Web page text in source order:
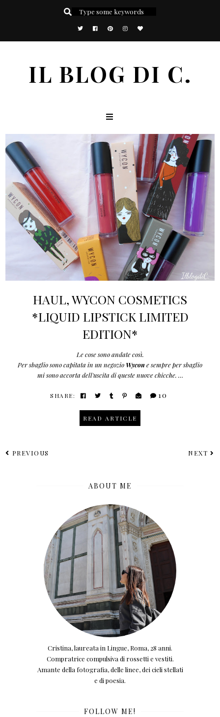
IL BLOG DI C.
HAUL, WYCON COSMETICS
*LIQUID LIPSTICK LIMITED
EDITION*
Le cose sono andate così.
Per sbaglio sono capitata in un negozio Wycone sempre per sbaglio
mi sono accorta dell'uscita di queste nuove chicche. …
SHARE: 10
READ ARTICLE
PREVIOUS NEXT
ABOUT ME
Cristina, laureata in Lingue, Roma, 28 anni.
Compratrice compulsiva di rossetti e vestiti.
Amante della fotografia, delle linee, dei cieli stellati
e di poesia.
FOLLOW ME!